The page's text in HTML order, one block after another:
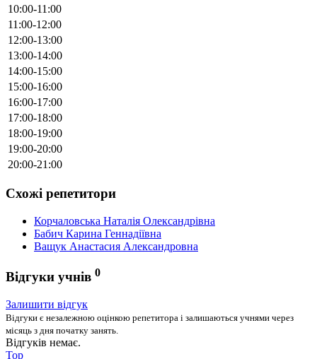
10:00-11:00
11:00-12:00
12:00-13:00
13:00-14:00
14:00-15:00
15:00-16:00
16:00-17:00
17:00-18:00
18:00-19:00
19:00-20:00
20:00-21:00
Схожі репетитори
Корчаловська Наталія Олександрівна
Бабич Карина Геннадіївна
Ващук Анастасия Александровна
Відгуки учнів 0
Залишити відгук
Відгуки є незалежною оцінкою репетитора і залишаються учнями через
місяць з дня початку занять.
Відгуків немає.
Top